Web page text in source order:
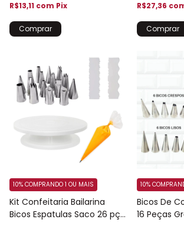
R$13,11 com Pix R$27,36
Kit Confeitaria Bailarina
Bicos Espatulas Saco 26 pç
10% COMPRANDO 1 OU MAIS
Bicos De
16 Peças
10%